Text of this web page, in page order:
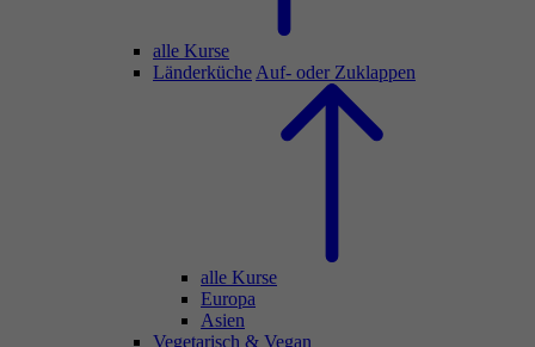
alle Kurse
Länderküche Auf- oder Zuklappen
alle Kurse
Europa
Asien
Vegetarisch & Vegan